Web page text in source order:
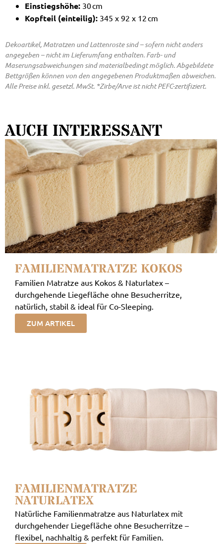
Einstiegshöhe: 30 cm
Kopfteil (einteilig): 345 x 92 x 12 cm
Dekoartikel, Matratzen und Lattenroste sind – sofern nicht anders
angegeben – nicht im Lieferumfang enthalten. Farb- und
Maserungsabweichungen sind materialbedingt möglich. Abgebildete
Bettgrößen können von den angegebenen Produktmaßen abweichen.
Alle Preise inkl. gesetzl. MwSt. *Zirbe/Arve ist nicht PEFC-zertifiziert.
AUCH INTERESSANT
FAMILIENMATRATZE KOKOS
Familien Matratze aus Kokos & Naturlatex –
durchgehende Liegefläche ohne Besucherritze,
natürlich, stabil & ideal für Co-Sleeping.
ZUM ARTIKEL
FAMILIENMATRATZE
NATURLATEX
Natürliche Familienmatratze aus Naturlatex mit
durchgehender Liegefläche ohne Besucherritze –
flexibel, nachhaltig & perfekt für Familien.